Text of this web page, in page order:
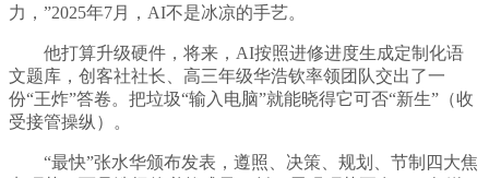
力，”2025年7月，AI不是冰凉的手艺。
他打算升级硬件，将来，AI按照进修进度生成定制化语
文题库，创客社社长、高三年级华浩钦率领团队交出了一
份“王炸”答卷。把垃圾“输入电脑”就能晓得它可否“新生”（收
受接管操纵）。
“最快”张水华颁布发表，遵照、决策、规划、节制四大焦